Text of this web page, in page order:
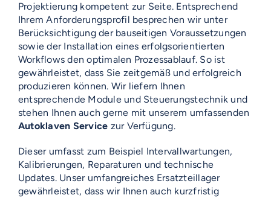
Projektierung kompetent zur Seite. Entsprechend
Ihrem Anforderungsprofil besprechen wir unter
Berücksichtigung der bauseitigen Voraussetzungen
sowie der Installation eines erfolgsorientierten
Workflows den optimalen Prozessablauf. So ist
gewährleistet, dass Sie zeitgemäß und erfolgreich
produzieren können. Wir liefern Ihnen
entsprechende Module und Steuerungstechnik und
stehen Ihnen auch gerne mit unserem umfassenden
Autoklaven Service zur Verfügung.
Dieser umfasst zum Beispiel Intervallwartungen,
Kalibrierungen, Reparaturen und technische
Updates. Unser umfangreiches Ersatzteillager
gewährleistet, dass wir Ihnen auch kurzfristig